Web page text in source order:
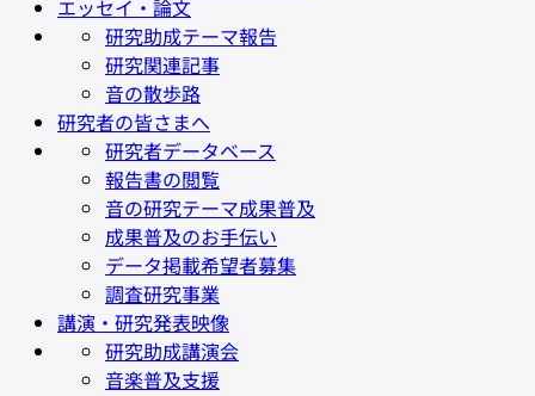
エッセイ・論文
研究助成テーマ報告
研究関連記事
音の散歩路
研究者の皆さまへ
研究者データベース
報告書の閲覧
音の研究テーマ成果普及
成果普及のお手伝い
データ掲載希望者募集
調査研究事業
講演・研究発表映像
研究助成講演会
音楽普及支援